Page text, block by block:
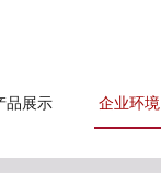
品展示 企业环境